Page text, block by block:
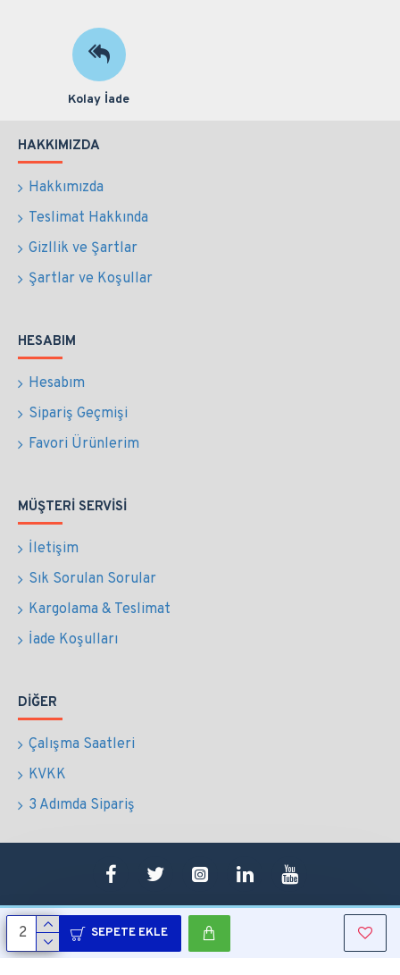
SEPETE EKLE
Kolay İade
HAKKIMIZDA
Hakkımızda
Teslimat Hakkında
Gizllik ve Şartlar
Şartlar ve Koşullar
HESABIM
Hesabım
Sipariş Geçmişi
Favori Ürünlerim
MÜŞTERI SERVISI
İletişim
Sık Sorulan Sorular
Kargolama & Teslimat
İade Koşulları
DIĞER
Çalışma Saatleri
KVKK
3 Adımda Sipariş
Sepetim 0507 724 65 90 Whatsapp Konum